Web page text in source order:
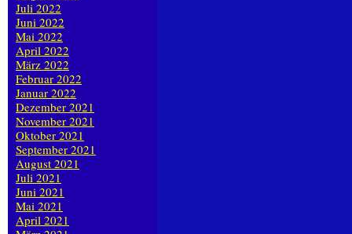
Juli 2022
Juni 2022
Mai 2022
April 2022
März 2022
Februar 2022
Januar 2022
Dezember 2021
November 2021
Oktober 2021
September 2021
August 2021
Juli 2021
Juni 2021
Mai 2021
April 2021